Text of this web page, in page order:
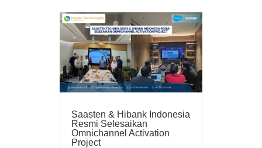
Saasten & Hibank Indonesia
Resmi Selesaikan
Omnichannel Activation
Project